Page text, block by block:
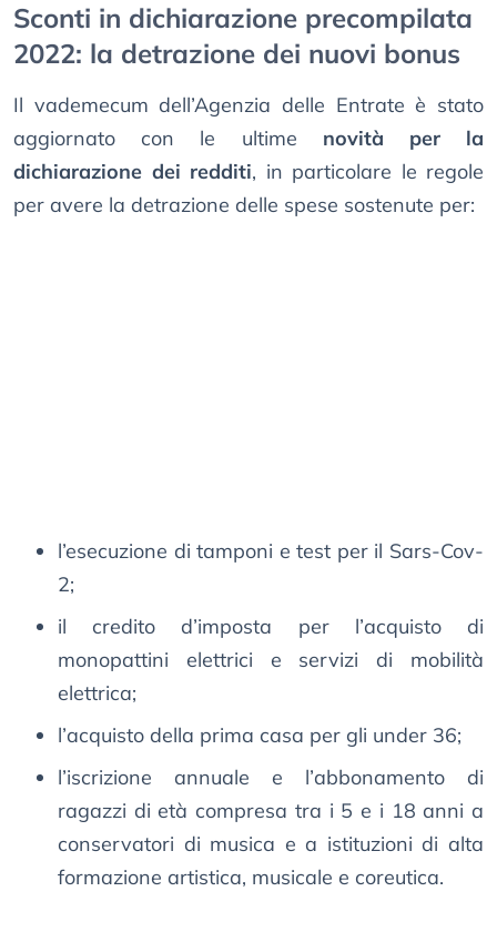
Sconti in dichiarazione precompilata
2022: la detrazione dei nuovi bonus
Il vademecum dell’Agenzia delle Entrate è stato
aggiornato con le ultime novità per la
dichiarazione dei redditi, in particolare le regole
per avere la detrazione delle spese sostenute per:
l’esecuzione di tamponi e test per il Sars-Cov-
2;
il credito d’imposta per l’acquisto di
monopattini elettrici e servizi di mobilità
elettrica;
l’acquisto della prima casa per gli under 36;
l’iscrizione annuale e l’abbonamento di
ragazzi di età compresa tra i 5 e i 18 anni a
conservatori di musica e a istituzioni di alta
formazione artistica, musicale e coreutica.